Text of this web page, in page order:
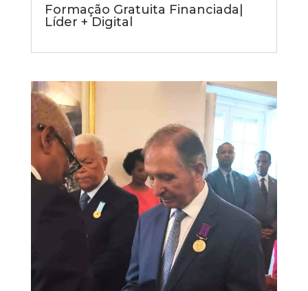
Formação Gratuita Financiada|
Líder + Digital